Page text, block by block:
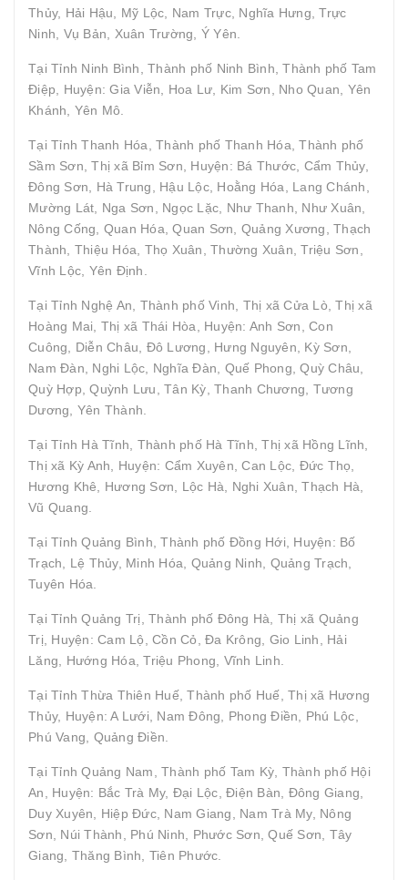
Thủy, Hải Hậu, Mỹ Lộc, Nam Trực, Nghĩa Hưng, Trực
Ninh, Vụ Bản, Xuân Trường, Ý Yên.
Tại Tỉnh Ninh Bình, Thành phố Ninh Bình, Thành phố Tam
Điệp, Huyện: Gia Viễn, Hoa Lư, Kim Sơn, Nho Quan, Yên
Khánh, Yên Mô.
Tại Tỉnh Thanh Hóa, Thành phố Thanh Hóa, Thành phố
Sầm Sơn, Thị xã Bỉm Sơn, Huyện: Bá Thước, Cẩm Thủy,
Đông Sơn, Hà Trung, Hậu Lộc, Hoằng Hóa, Lang Chánh,
Mường Lát, Nga Sơn, Ngọc Lặc, Như Thanh, Như Xuân,
Nông Cống, Quan Hóa, Quan Sơn, Quảng Xương, Thạch
Thành, Thiệu Hóa, Thọ Xuân, Thường Xuân, Triệu Sơn,
Vĩnh Lộc, Yên Định.
Tại Tỉnh Nghệ An, Thành phố Vinh, Thị xã Cửa Lò, Thị xã
Hoàng Mai, Thị xã Thái Hòa, Huyện: Anh Sơn, Con
Cuông, Diễn Châu, Đô Lương, Hưng Nguyên, Kỳ Sơn,
Nam Đàn, Nghi Lộc, Nghĩa Đàn, Quế Phong, Quỳ Châu,
Quỳ Hợp, Quỳnh Lưu, Tân Kỳ, Thanh Chương, Tương
Dương, Yên Thành.
Tại Tỉnh Hà Tĩnh, Thành phố Hà Tĩnh, Thị xã Hồng Lĩnh,
Thị xã Kỳ Anh, Huyện: Cẩm Xuyên, Can Lộc, Đức Thọ,
Hương Khê, Hương Sơn, Lộc Hà, Nghi Xuân, Thạch Hà,
Vũ Quang.
Tại Tỉnh Quảng Bình, Thành phố Đồng Hới, Huyện: Bố
Trạch, Lệ Thủy, Minh Hóa, Quảng Ninh, Quảng Trạch,
Tuyên Hóa.
Tại Tỉnh Quảng Trị, Thành phố Đông Hà, Thị xã Quảng
Trị, Huyện: Cam Lộ, Cồn Cỏ, Đa Krông, Gio Linh, Hải
Lăng, Hướng Hóa, Triệu Phong, Vĩnh Linh.
Tại Tỉnh Thừa Thiên Huế, Thành phố Huế, Thị xã Hương
Thủy, Huyện: A Lưới, Nam Đông, Phong Điền, Phú Lộc,
Phú Vang, Quảng Điền.
Tại Tỉnh Quảng Nam, Thành phố Tam Kỳ, Thành phố Hội
An, Huyện: Bắc Trà My, Đại Lộc, Điện Bàn, Đông Giang,
Duy Xuyên, Hiệp Đức, Nam Giang, Nam Trà My, Nông
Sơn, Núi Thành, Phú Ninh, Phước Sơn, Quế Sơn, Tây
Giang, Thăng Bình, Tiên Phước.